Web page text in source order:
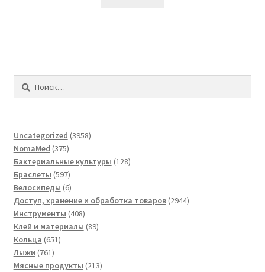
Найти:
Uncategorized 39583958
NomaMed 375375
товаров
Бактериальные культуры 128128
Браслеты 597597
товаров
Велосипеды 66
товаров
Доступ, хранение и обработка товаров 29442944
Инструменты 408408
товаров
Клей и материалы 8989
Кольца 651651
Лыжи 761761
товар
Мясные продукты 213213